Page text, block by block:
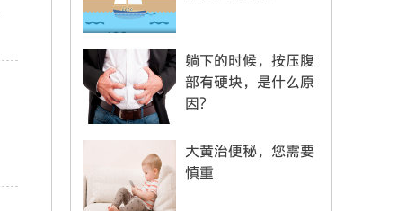
躺下的时候，按压腹
部有硬块，是什么原
因？
大黄治便秘，您需要
慎重